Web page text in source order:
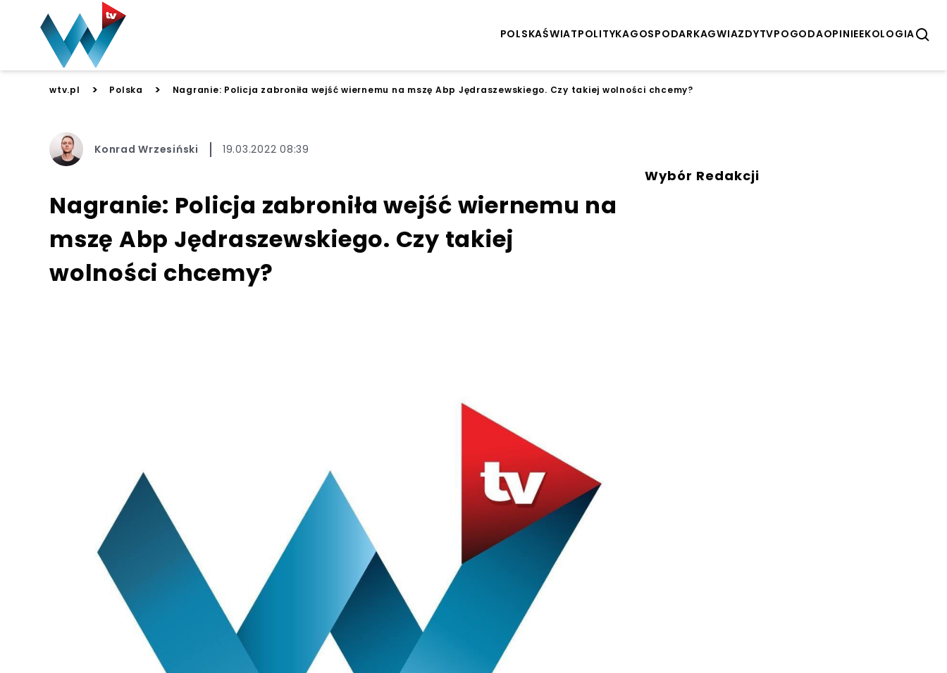
POLSKAŚWIATPOLITYKAGOSPODARKAGWIAZDYTVPOGODAOPINIEEKOLOGIA
wtv.pl > Polska > Nagranie: Policja zabroniła wejść wiernemu na mszę Abp Jędraszewskiego. Czy takiej wolności chcemy?
Konrad Wrzesiński 19.03.2022 08:39
Nagranie: Policja zabroniła wejść wiernemu na
mszę Abp Jędraszewskiego. Czy takiej
wolności chcemy?
Wybór Redakcji